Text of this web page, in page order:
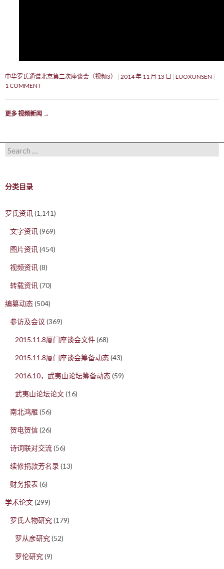
中华罗氏通谱北京第二次座谈会（视频3） 2014 年 11 月 13 日
LUOXUNSEN
1 COMMENT
更多 视频新闻 →
Search for:
分类目录
罗氏资讯(1,141)
文字资讯(969)
图片资讯(454)
视频资讯(8)
转载资讯(70)
编纂动态(504)
参访及会议 (369)
2015.11.8厦门座谈会文件(68)
2015.11.8厦门座谈会筹备动态(43)
2016.10，武夷山论坛筹备动态(59)
武夷山论坛论文(16)
南北鸿雁(56)
贺电贺信(26)
诗词联对交流(56)
续修捐款芳名录(13)
财务报表 (6)
学术论文(299)
罗氏人物研究(179)
罗从彦研究(52)
罗伦研究(9)